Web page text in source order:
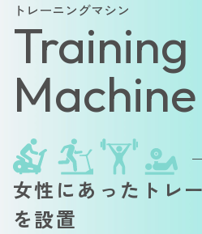
トレーニングマシン
Training
Machine
女性にあったトレ
を設置